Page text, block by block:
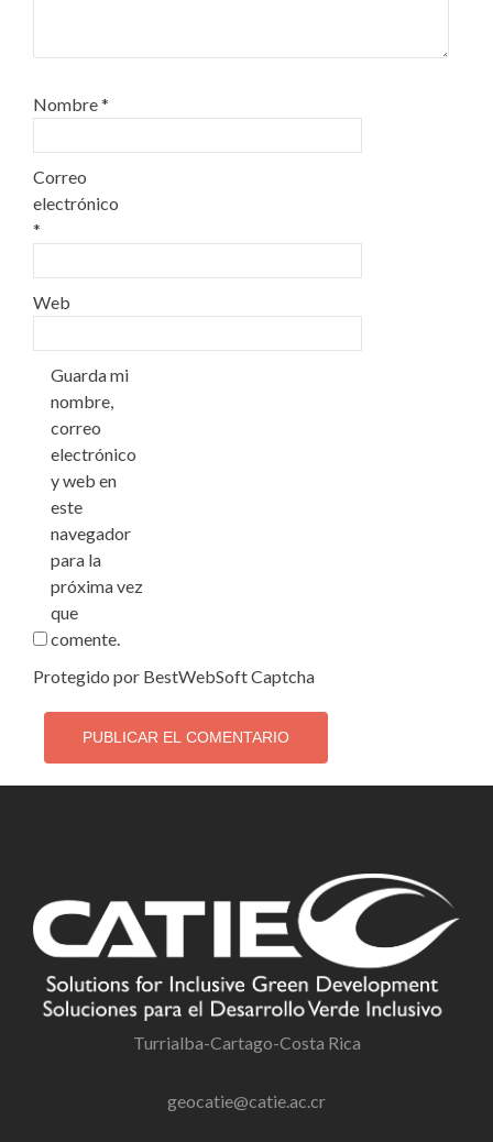
Nombre*
Correo
electrónico
*
Web
Guarda mi
nombre,
correo
electrónico
y web en
este
navegador
para la
próxima vez
que
comente.
Protegido por BestWebSoft Captcha
Turrialba-Cartago-Costa Rica
geocatie@catie.ac.cr